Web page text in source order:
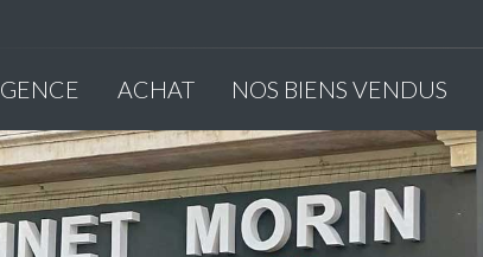
ACHAT NOS BIENS VENDUS